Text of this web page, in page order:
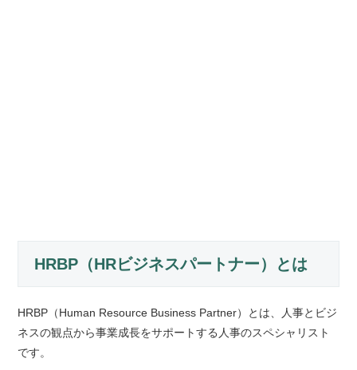
HRBP（HRビジネスパートナー）とは
HRBP（Human Resource Business Partner）とは、人事とビジ
ネスの観点から事業成長をサポートする人事のスペシャリスト
です。